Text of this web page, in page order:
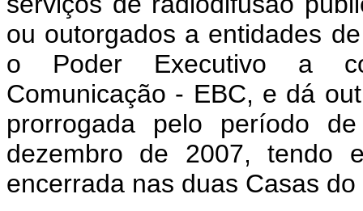
ou outorgados a entidades
o Poder Executivo a
Comunicação - EBC, e dá
prorrogada pelo período
dezembro de 2007, tendo
encerrada nas duas Casas